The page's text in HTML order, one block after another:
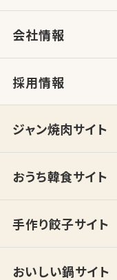
会社情報
採用情報
ジャン焼肉サイト
おうち韓食サイト
手作り餃子サイト
おいしい鍋サイト